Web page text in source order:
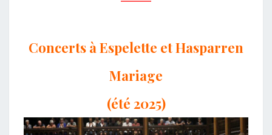
Concerts à Espelette et Hasparren
Mariage
(été 2025)